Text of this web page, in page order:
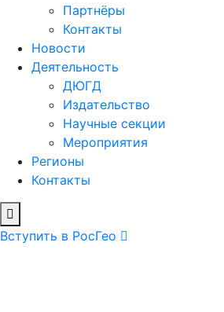
Партнёры
Контакты
Новости
Деятельность
ДЮГД
Издательство
Научные секции
Мероприятия
Регионы
Контакты
Вступить в РосГео